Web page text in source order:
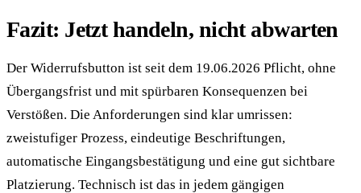
Fazit: Jetzt handeln, nicht abwarten
Der Widerrufsbutton ist seit dem 19.06.2026 Pflicht, ohne
Übergangsfrist und mit spürbaren Konsequenzen bei
Verstößen. Die Anforderungen sind klar umrissen:
zweistufiger Prozess, eindeutige Beschriftungen,
automatische Eingangsbestätigung und eine gut sichtbare
Platzierung. Technisch ist das in jedem gängigen